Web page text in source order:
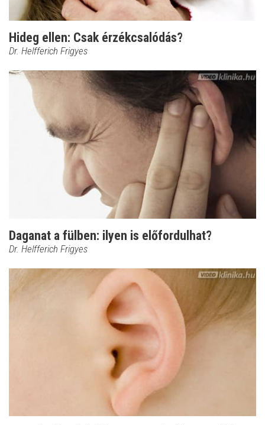
Hideg ellen: Csak érzékcsalódás?
Dr. Helfferich Frigyes
Daganat a fülben: ilyen is előfordulhat?
Dr. Helfferich Frigyes